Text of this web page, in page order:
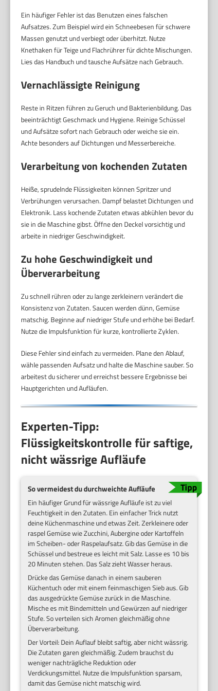
Ein häufiger Fehler ist das Benutzen eines falschen
Aufsatzes. Zum Beispiel wird ein Schneebesen für schwere
Massen genutzt und verbiegt oder überhitzt. Nutze
Knethaken für Teige und Flachrührer für dichte Mischungen.
Lies das Handbuch und tausche Aufsätze nach Gebrauch.
Vernachlässigte Reinigung
Reste in Ritzen führen zu Geruch und Bakterienbildung. Das
beeinträchtigt Geschmack und Hygiene. Reinige Schüssel
und Aufsätze sofort nach Gebrauch oder weiche sie ein.
Achte besonders auf Dichtungen und Messerbereiche.
Verarbeitung von kochenden Zutaten
Heiße, sprudelnde Flüssigkeiten können Spritzer und
Verbrühungen verursachen. Dampf belastet Dichtungen und
Elektronik. Lass kochende Zutaten etwas abkühlen bevor du
sie in die Maschine gibst. Öffne den Deckel vorsichtig und
arbeite in niedriger Geschwindigkeit.
Zu hohe Geschwindigkeit und
Überverarbeitung
Zu schnell rühren oder zu lange zerkleinern verändert die
Konsistenz von Zutaten. Saucen werden dünn, Gemüse
matschig. Beginne auf niedriger Stufe und erhöhe bei Bedarf.
Nutze die Impulsfunktion für kurze, kontrollierte Zyklen.
Diese Fehler sind einfach zu vermeiden. Plane den Ablauf,
wähle passenden Aufsatz und halte die Maschine sauber. So
arbeitest du sicherer und erreichst bessere Ergebnisse bei
Hauptgerichten und Aufläufen.
Experten-Tipp:
Flüssigkeitskontrolle für saftige,
nicht wässrige Aufläufe
So vermeidest du durchweichte Aufläufe
Ein häufiger Grund für wässrige Aufläufe ist zu viel
Feuchtigkeit in den Zutaten. Ein einfacher Trick nutzt
deine Küchenmaschine und etwas Zeit. Zerkleinere oder
raspel Gemüse wie Zucchini, Aubergine oder Kartoffeln
im Scheiben- oder Raspelaufsatz. Gib das Gemüse in die
Schüssel und bestreue es leicht mit Salz. Lasse es 10 bis
20 Minuten stehen. Das Salz zieht Wasser heraus.
Drücke das Gemüse danach in einem sauberen
Küchentuch oder mit einem feinmaschigen Sieb aus. Gib
das ausgedrückte Gemüse zurück in die Maschine.
Mische es mit Bindemitteln und Gewürzen auf niedriger
Stufe. So verteilen sich Aromen gleichmäßig ohne
Überverarbeitung.
Der Vorteil: Dein Auflauf bleibt saftig, aber nicht wässrig.
Die Zutaten garen gleichmäßig. Zudem brauchst du
weniger nachträgliche Reduktion oder
Verdickungsmittel. Nutze die Impulsfunktion sparsam,
damit das Gemüse nicht matschig wird.